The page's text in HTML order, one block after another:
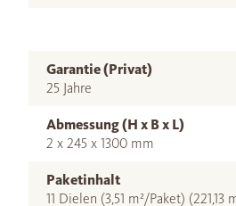
Garantie (Privat)
25 Jahre
Abmessung (H x B x L)
2 x 245 x 1300 mm
Paketinhalt
11 Dielen (3,51 m²/Paket) (221,13